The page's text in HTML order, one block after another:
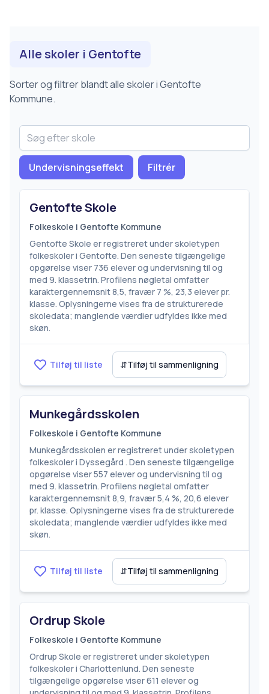
Alle skoler i Gentofte
Sorter og filtrer blandt alle skoler iGentofte
Kommune.
Undervisningseffekt Filtrér
Gentofte Skole
Folkeskole i Gentofte Kommune
Gentofte Skole er registreret under skoletypen
folkeskoler i Gentofte. Den seneste tilgængelige
opgørelse viser 736 elever og undervisning til og
med 9. klassetrin. Profilens nøgletal omfatter
karaktergennemsnit 8,5, fravær 7 %, 23,3 elever pr.
klasse. Oplysningerne vises fra de strukturerede
skoledata; manglende værdier udfyldes ikke med
skøn.
Tilføj til liste ⇵Tilføj til sammenligning
Munkegårdsskolen
Folkeskole i Gentofte Kommune
Munkegårdsskolen er registreret under skoletypen
folkeskoler i Dyssegård . Den seneste tilgængelige
opgørelse viser 557 elever og undervisning til og
med 9. klassetrin. Profilens nøgletal omfatter
karaktergennemsnit 8,9, fravær 5,4 %, 20,6 elever
pr. klasse. Oplysningerne vises fra de strukturerede
skoledata; manglende værdier udfyldes ikke med
skøn.
Tilføj til liste ⇵Tilføj til sammenligning
Ordrup Skole
Folkeskole i Gentofte Kommune
Ordrup Skole er registreret under skoletypen
folkeskoler i Charlottenlund. Den seneste
tilgængelige opgørelse viser 611 elever og